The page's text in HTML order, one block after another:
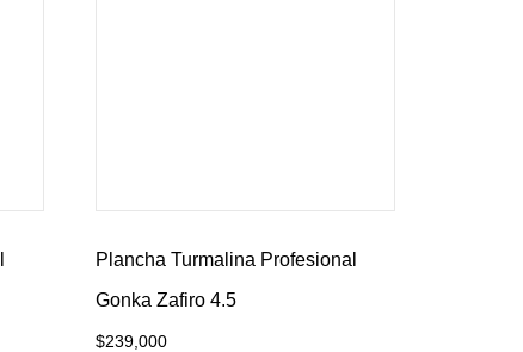
Plancha Turmalina Profesional
Gonka Zafiro 4.5
$239,000